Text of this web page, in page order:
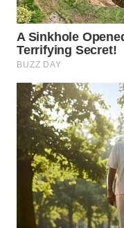
WN
MANDALIKA
WN
WN
LABUANBAJO
WN
BORNEO
Wahana